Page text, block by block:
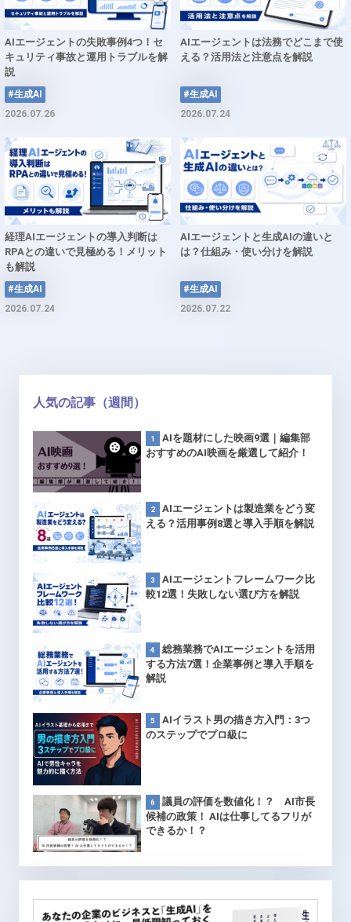
AIエージェントの失敗事例4つ！セ
キュリティ事故と運用トラブルを解
説
#生成AI
2026.07.26
AIエージェントは法務でどこまで使
える？活用法と注意点を解説
#生成AI
2026.07.24
経理AIエージェントの導入判断は
RPAとの違いで見極める！メリット
も解説
#生成AI
2026.07.24
AIエージェントと生成AIの違いと
は？仕組み・使い分けを解説
#生成AI
2026.07.22
人気の記事（週間）
AIを題材にした映画9選｜編集部
おすすめのAI映画を厳選して紹介！
AIエージェントは製造業をどう変
える？活用事例8選と導入手順を解説
AIエージェントフレームワーク比
較12選！失敗しない選び方を解説
総務業務でAIエージェントを活用
する方法7選！企業事例と導入手順を
解説
AIイラスト男の描き方入門：3つ
のステップでプロ級に
議員の評価を数値化！？ AI市長
候補の政策！ AIは仕事してるフリが
できるか！？